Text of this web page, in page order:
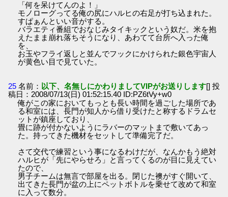
「何を呆けてんのよ！」
モノローグってる俺の尻にハルヒの右足が打ち込まれた。
すぱぁんといい音がする。
バラエティ番組でおなじみタイキックという奴だ。米を抱
えたまま崩れ落ちそうになり、あわてて台所へ入った俺
を、
お玉やフライ返しと並んでフックにかけられた銀色宇宙人
が黄色い目で見ていた。
25 名前： 以下、名無しにかわりましてVIPがお送りします[] 投
稿日：2008/07/13(日) 01:52:15.40 ID:PZ6tVy+w0
俺がこの家においてもっとも長い時間を過ごした場所であ
る和室には、長門が知人から借り受けたと称するドラムセ
ットが鎮座しており、
畳に跡が付かないようにラバーのマットまで敷いてあっ
た。持ってきた機材をセットして準備完了だ。
さて交代で練習という事になるわけだが、なんかもう絶対
ハルヒが「先にやらせろ」と言ってくるのが目に見えてい
たので、
男子チームは無言で部屋を出る。閉じた襖がすぐ開いて、
出てきた長門が盆の上にペットボトルを乗せて改めて和室
に入って数分。